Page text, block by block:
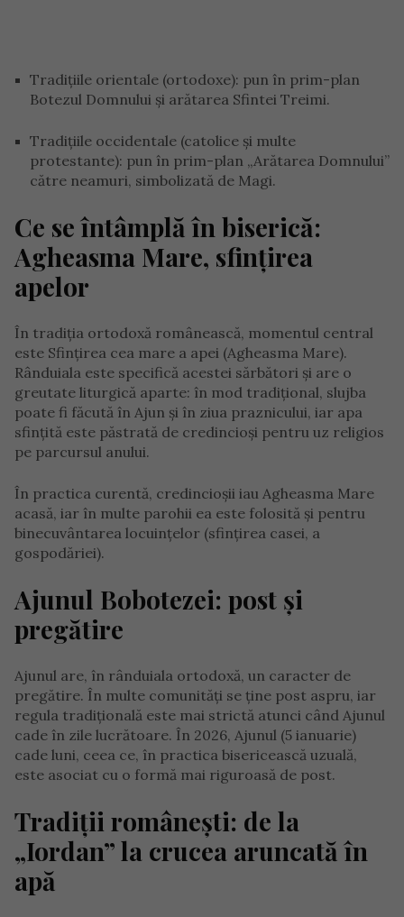
Tradițiile orientale (ortodoxe): pun în prim-plan
Botezul Domnului și arătarea Sfintei Treimi.
Tradițiile occidentale (catolice și multe
protestante): pun în prim-plan „Arătarea Domnului”
către neamuri, simbolizată de Magi.
Ce se întâmplă în biserică:
Agheasma Mare, sfințirea
apelor
În tradiția ortodoxă românească, momentul central
este Sfințirea cea mare a apei (Agheasma Mare).
Rânduiala este specifică acestei sărbători și are o
greutate liturgică aparte: în mod tradițional, slujba
poate fi făcută în Ajun și în ziua praznicului, iar apa
sfințită este păstrată de credincioși pentru uz religios
pe parcursul anului.
În practica curentă, credincioșii iau Agheasma Mare
acasă, iar în multe parohii ea este folosită și pentru
binecuvântarea locuințelor (sfințirea casei, a
gospodăriei).
Ajunul Bobotezei: post și
pregătire
Ajunul are, în rânduiala ortodoxă, un caracter de
pregătire. În multe comunități se ține post aspru, iar
regula tradițională este mai strictă atunci când Ajunul
cade în zile lucrătoare. În 2026, Ajunul (5 ianuarie)
cade luni, ceea ce, în practica bisericească uzuală,
este asociat cu o formă mai riguroasă de post.
Tradiții românești: de la
„Iordan” la crucea aruncată în
apă